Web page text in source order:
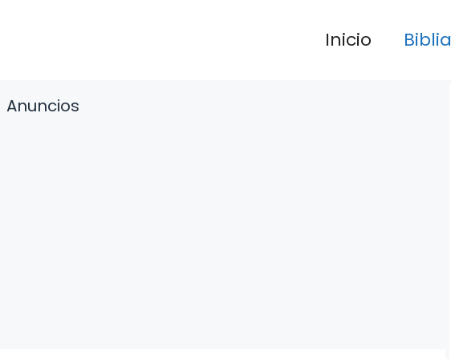
Inicio Biblia
Anuncios